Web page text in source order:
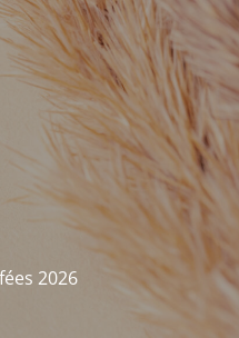
2026